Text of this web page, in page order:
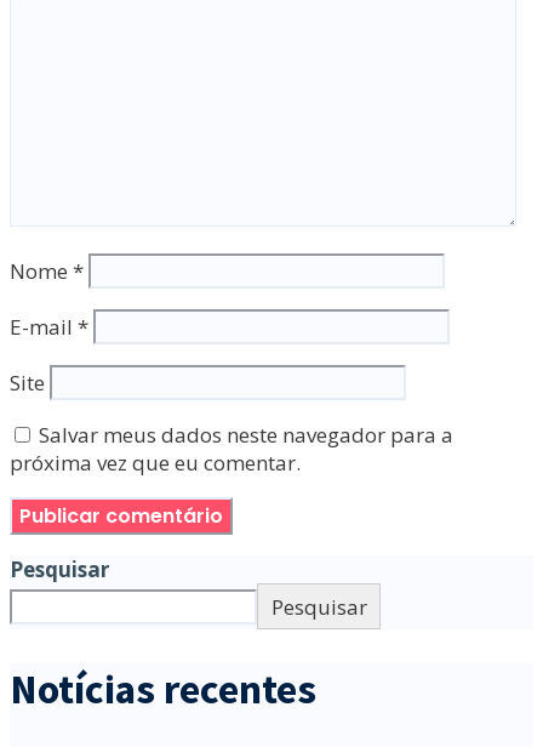
Nome *
E-mail *
Site
Salvar meus dados neste navegador para a
próxima vez que eu comentar.
Pesquisar
Pesquisar
Notícias recentes